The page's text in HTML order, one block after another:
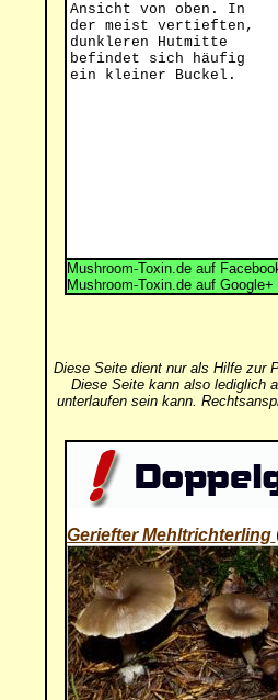
Ansicht von oben. In
der meist vertieften,
dunkleren Hutmitte
befindet sich häufig
ein kleiner Buckel.
Mushroom-Toxin.de auf
Mushroom-Toxin.de auf
Diese Seite dient nur als Hilfe zur
Diese Seite kann also lediglich
unterlaufen sein kann.
Geriefter Mehltrichterling